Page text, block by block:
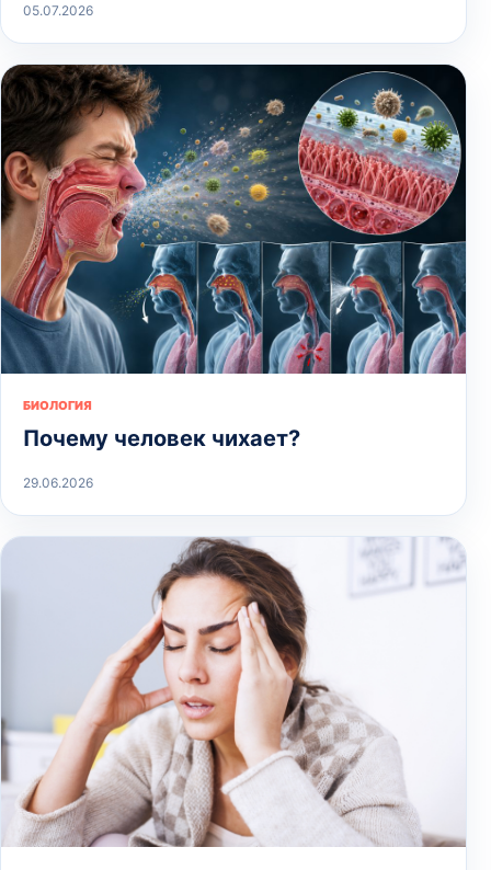
05.07.2026
БИОЛОГИЯ
Почему человек чихает?
29.06.2026